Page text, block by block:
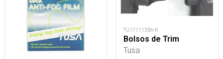
TU171113BA-R
Bolsos de Trim
Tusa